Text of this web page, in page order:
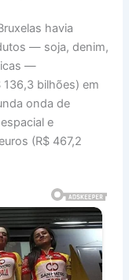
havia
— soja, denim,
—
bilhões) em
onda de
e
(R$ 467,2